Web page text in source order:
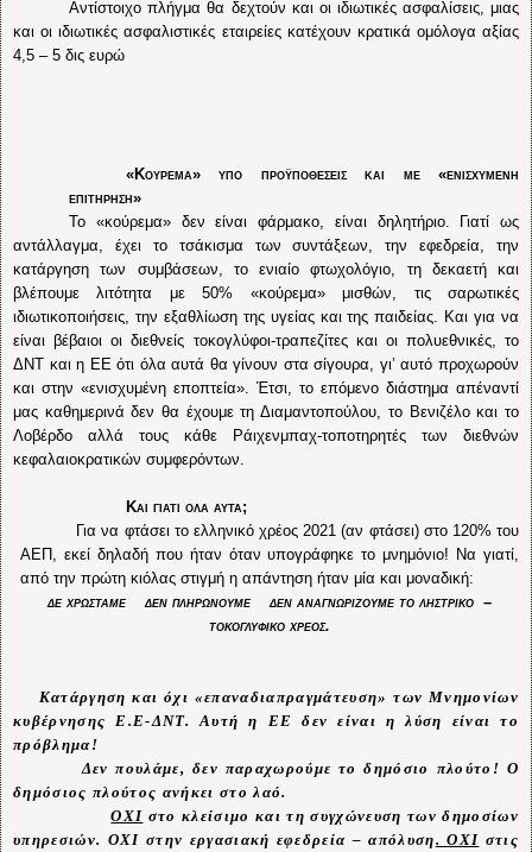
Αντίστοιχο πλήγμα θα δεχτούν και οι ιδιωτικές ασφαλίσεις, μιας
και οι ιδιωτικές ασφαλιστικές εταιρείες κατέχουν κρατικά ομόλογα αξίας
4,5 – 5 δις ευρώ
«Κούρεμα» υπό προϋποθέσεις και με «ενισχυμένη
επιτήρηση»
Το «κούρεμα» δεν είναι φάρμακο, είναι δηλητήριο. Γιατί ως
αντάλλαγμα, έχει το τσάκισμα των συντάξεων, την εφεδρεία, την
κατάργηση των συμβάσεων, το ενιαίο φτωχολόγιο, τη δεκαετή και
βλέπουμε λιτότητα με 50% «κούρεμα» μισθών, τις σαρωτικές
ιδιωτικοποιήσεις, την εξαθλίωση της υγείας και της παιδείας. Και για να
είναι βέβαιοι οι διεθνείς τοκογλύφοι-τραπεζίτες και οι πολυεθνικές, το
ΔΝΤ και η ΕΕ ότι όλα αυτά θα γίνουν στα σίγουρα, γι’ αυτό προχωρούν
και στην «ενισχυμένη εποπτεία». Έτσι, το επόμενο διάστημα απέναντί
μας καθημερινά δεν θα έχουμε τη Διαμαντοπούλου, το Βενιζέλο και το
Λοβέρδο αλλά τους κάθε Ράιχενμπαχ-τοποτηρητές των διεθνών
κεφαλαιοκρατικών συμφερόντων.
Και γιατί όλα αυτά;
Για να φτάσει το ελληνικό χρέος 2021 (αν φτάσει) στο 120% του
ΑΕΠ, εκεί δηλαδή που ήταν όταν υπογράφηκε το μνημόνιο! Να γιατί,
από την πρώτη κιόλας στιγμή η απάντηση ήταν μία και μοναδική:
δε χρωστάμε δεν πληρώνουμε δεν αναγνωρίζουμε το ληστρικό –
τοκογλυφικό χρέος.
Κατάργηση και όχι «επαναδιαπραγμάτευση» των Μνημονίων
κυβέρνησης Ε.Ε-ΔΝΤ. Αυτή η ΕΕ δεν είναι η λύση είναι το
πρόβλημα!
Δεν πουλάμε, δεν παραχωρούμε το δημόσιο πλούτο! Ο
δημόσιος πλούτος ανήκει στο λαό.
ΟΧΙ στο κλείσιμο και τη συγχώνευση των δημοσίων
υπηρεσιών. ΟΧΙ στην εργασιακή εφεδρεία – απόλυση. ΟΧΙ στις